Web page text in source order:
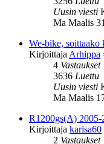
Uusin viesti
Ma Maalis
We-bike, soittaako
Kirjoittaja Arhippa
4 Vastaukset
3636 Luettu
Uusin viesti
Ma Maalis
R1200gs(A) 2005-
Kirjoittaja karisa60
2 Vastaukset